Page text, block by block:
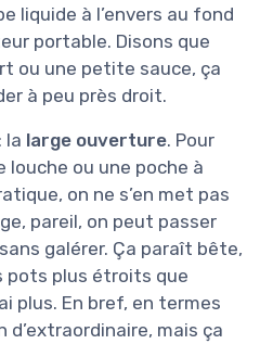
liquide à l’envers au fond
portable. Disons que
ou une petite sauce, ça
à peu près droit.
la large ouverture. Pour
louche ou une poche à
on ne s’en met pas
pareil, on peut passer
galérer. Ça paraît bête,
pots plus étroits que
plus. En bref, en termes
d’extraordinaire, mais ça